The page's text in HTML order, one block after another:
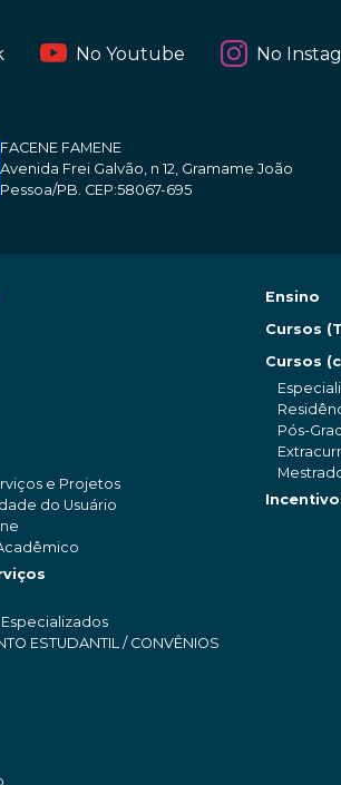
No Youtube No
FACENE FAMENE
Avenida Frei Galvão, n 12, Gramame João
Pessoa/PB. CEP:58067-695
e Projetos
do Usuário
ESTUDANTIL / CONVÊNIOS
Ensino
Cursos
Cursos
Pós-